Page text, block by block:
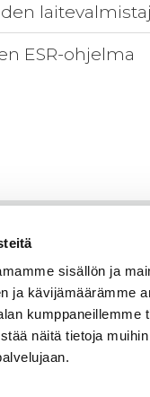
sisällön ja
ja kävijämäärämme
näitä tietoja
ESR-ohjelma